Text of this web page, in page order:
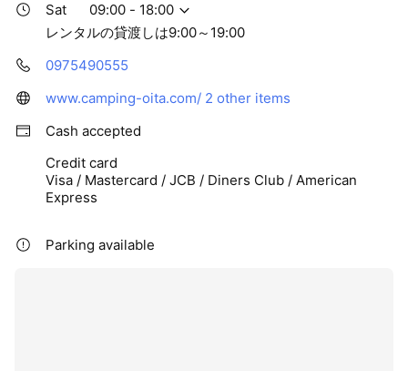
Sat
09:00 - 18:00
レンタルの貸渡しは9:00～19:00
0975490555
www.camping-oita.com/ 2 other items
Cash accepted
Credit card
Visa / Mastercard / JCB / Diners Club / American
Express
Parking available